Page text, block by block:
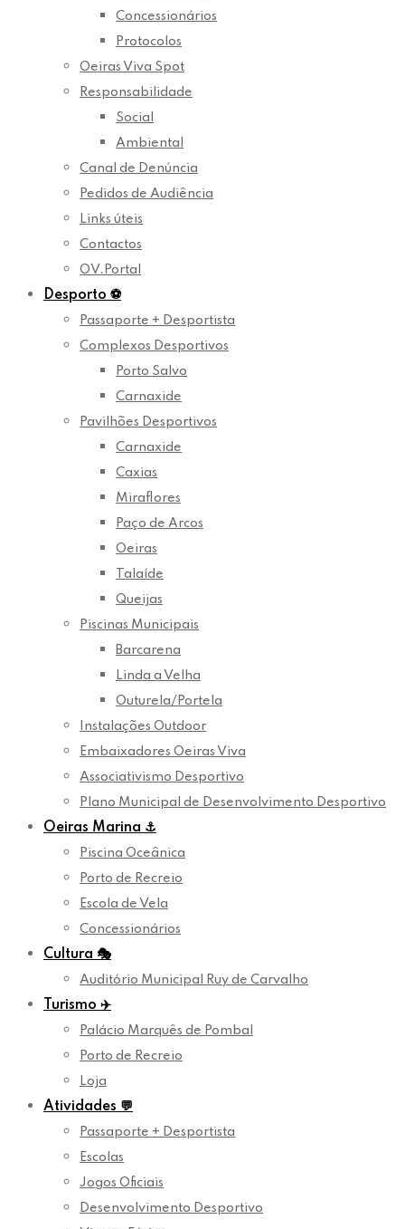
Concessionários
Protocolos
Oeiras Viva Spot
Responsabilidade
Social
Ambiental
Canal de Denúncia
Pedidos de Audiência
Links úteis
Contactos
OV.Portal
Desporto ⚽
Passaporte + Desportista
Complexos Desportivos
Porto Salvo
Carnaxide
Pavilhões Desportivos
Carnaxide
Caxias
Miraflores
Paço de Arcos
Oeiras
Talaíde
Queijas
Piscinas Municipais
Barcarena
Linda a Velha
Outurela/Portela
Instalações Outdoor
Embaixadores Oeiras Viva
Associativismo Desportivo
Plano Municipal de Desenvolvimento Desportivo
Oeiras Marina ⚓
Piscina Oceânica
Porto de Recreio
Escola de Vela
Concessionários
Cultura 🎭
Auditório Municipal Ruy de Carvalho
Turismo ✈️
Palácio Marquês de Pombal
Porto de Recreio
Loja
Atividades 💬
Passaporte + Desportista
Escolas
Jogos Oficiais
Desenvolvimento Desportivo